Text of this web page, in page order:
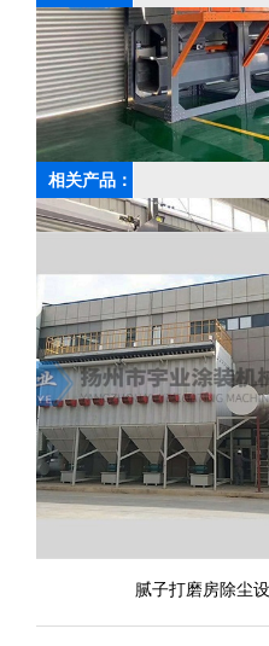
上一篇：漆雾光氧处理设备
相关产品：
腻子打磨房除尘设备